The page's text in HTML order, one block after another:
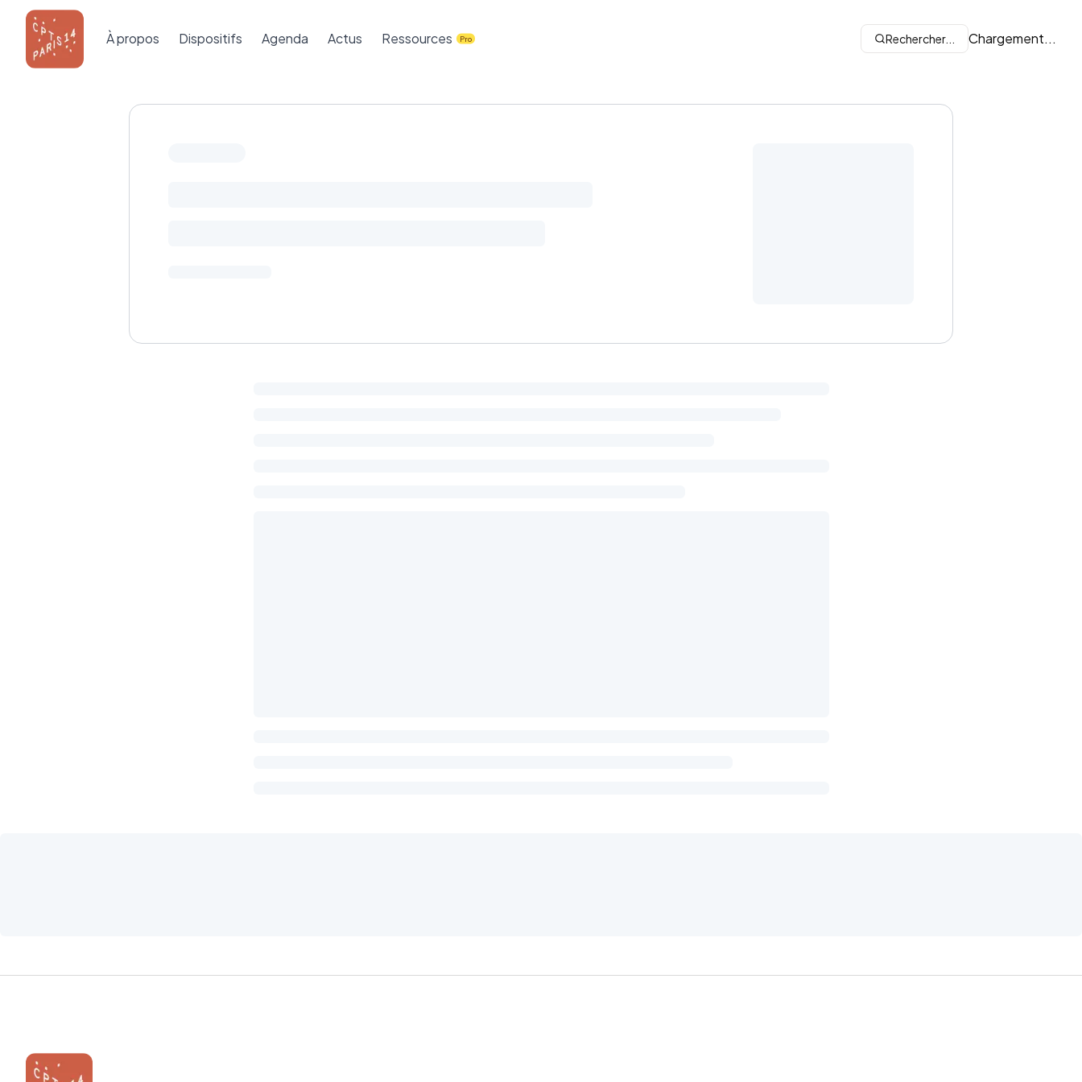
À propos Dispositifs Agenda Actus Ressources Rechercher... Chargement...